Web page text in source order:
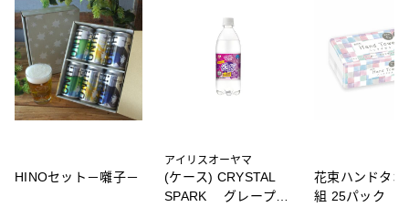
HINOセット－囃子－
アイリスオーヤマ
(ケース) CRYSTAL
SPARK グレープソ
花束ハンドタオ
組 25パック